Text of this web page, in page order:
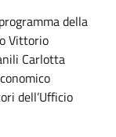
della
Vittorio
Carlotta
dell’Ufficio